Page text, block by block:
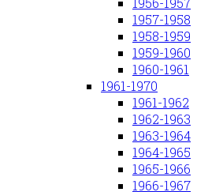
1957-1958
1958-1959
1959-1960
1960-1961
1961-1970
1961-1962
1962-1963
1963-1964
1964-1965
1965-1966
1966-1967